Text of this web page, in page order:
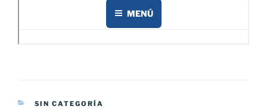
CATEGORÍAS
SIN CATEGORÍA